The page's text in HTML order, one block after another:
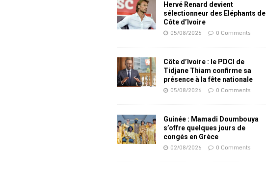
Hervé Renard devient
sélectionneur des Eléphants de
Côte d’Ivoire
05/08/2026 0 Comments
Côte d’Ivoire : le PDCI de
Tidjane Thiam confirme sa
présence à la fête nationale
05/08/2026 0 Comments
Guinée : Mamadi Doumbouya
s’offre quelques jours de
congés en Grèce
02/08/2026 0 Comments